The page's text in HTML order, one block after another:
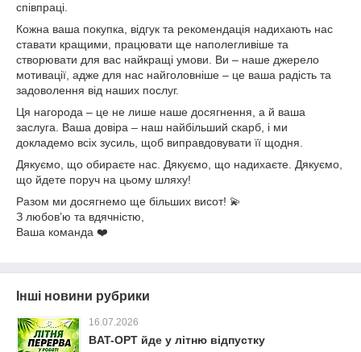
співпраці.
Кожна ваша покупка, відгук та рекомендація надихають нас
ставати кращими, працювати ще наполегливіше та
створювати для вас найкращі умови. Ви – наше джерело
мотивації, адже для нас найголовніше – це ваша радість та
задоволення від наших послуг.
Ця нагорода – це не лише наше досягнення, а й ваша
заслуга. Ваша довіра – наш найбільший скарб, і ми
докладемо всіх зусиль, щоб виправдовувати її щодня.
Дякуємо, що обираєте нас. Дякуємо, що надихаєте. Дякуємо,
що йдете поруч на цьому шляху!
Разом ми досягнемо ще більших висот! 💫
З любов’ю та вдячністю,
Ваша команда ❤️
Інші новини рубрики
16.07.2026
BAT-OPT йде у літню відпустку